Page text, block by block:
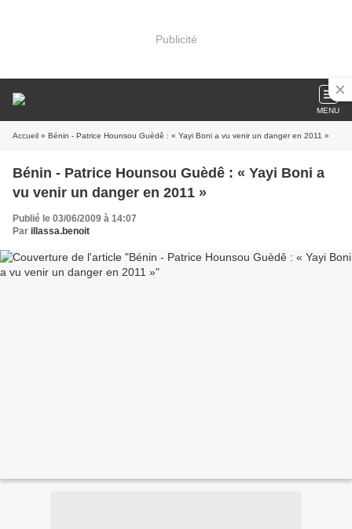
Publicité
MENU
Accueil » Bénin - Patrice Hounsou Guèdê : « Yayi Boni a vu venir un danger en 2011 »
Bénin - Patrice Hounsou Guèdê : « Yayi Boni a
vu venir un danger en 2011 »
Publié le 03/06/2009 à 14:07
Par illassa.benoit